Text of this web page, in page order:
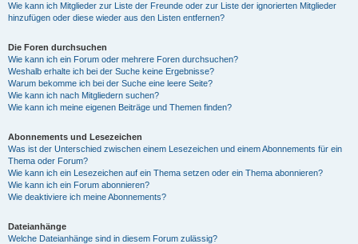
Wie kann ich Mitglieder zur Liste der Freunde oder zur Liste der ignorierten Mitglieder
hinzufügen oder diese wieder aus den Listen entfernen?
Die Foren durchsuchen
Wie kann ich ein Forum oder mehrere Foren durchsuchen?
Weshalb erhalte ich bei der Suche keine Ergebnisse?
Warum bekomme ich bei der Suche eine leere Seite?
Wie kann ich nach Mitgliedern suchen?
Wie kann ich meine eigenen Beiträge und Themen finden?
Abonnements und Lesezeichen
Was ist der Unterschied zwischen einem Lesezeichen und einem Abonnements für ein
Thema oder Forum?
Wie kann ich ein Lesezeichen auf ein Thema setzen oder ein Thema abonnieren?
Wie kann ich ein Forum abonnieren?
Wie deaktiviere ich meine Abonnements?
Dateianhänge
Welche Dateianhänge sind in diesem Forum zulässig?